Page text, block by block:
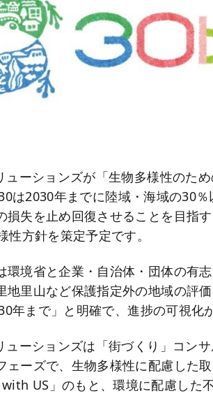
ューションズが「生物多様性のた
は2030年までに陸域・海域の30
損失を止め回復させることを目指
性方針を策定予定です。
環境省と企業・自治体・団体の有
地里山など保護指定外の地域の評
年まで」と明確で、進捗の可視化
ューションズは「街づくり」コン
ェーズで、生物多様性に配慮した
US」のもと、環境に配慮した